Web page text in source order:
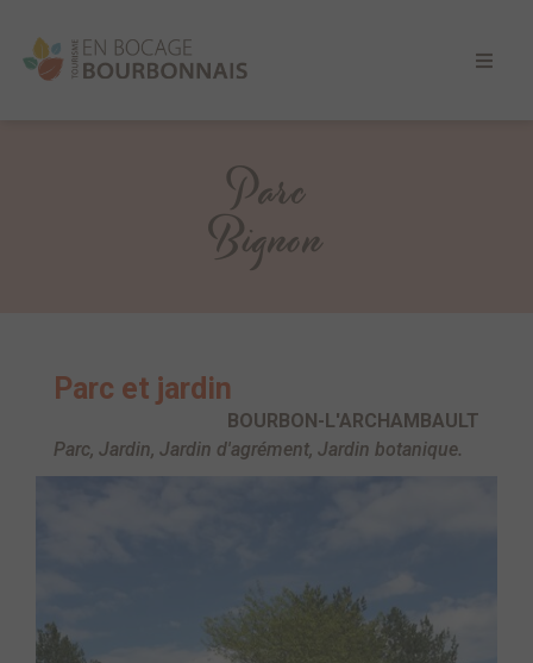
Parc
Bignon
Parc et jardin
BOURBON-L'ARCHAMBAULT
Parc, Jardin, Jardin d'agrément, Jardin botanique.